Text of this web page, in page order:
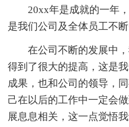
20xx年是成就的一年
是我们公司及全体员工不
在公司不断的发展中
得到了很大的提高，这是
成果，也和公司的领导，
己在以后的工作中一定会
展息息相关，这一点觉悟